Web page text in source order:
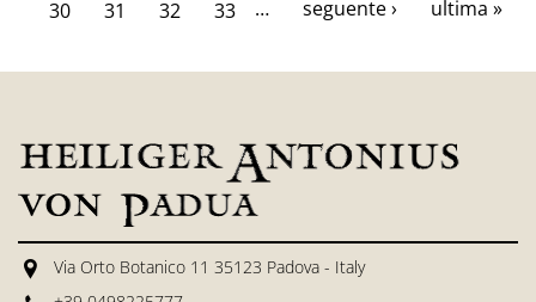
30
31 32 33 … seguente › ultima »
Via Orto Botanico 11 35123 Padova - Italy